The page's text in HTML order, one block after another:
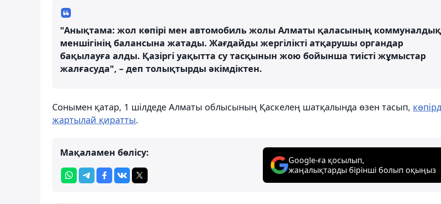
"Анықтама: жол көпірі мен автомобиль жолы Алматы қаласының коммуналдық
меншігінің балансына жатады. Жағдайды жергілікті атқарушы органдар
бақылауға алды. Қазіргі уақытта су тасқынын жою бойынша тиісті жұмыстар
жалғасуда", – деп толықтырды әкімдіктен.
Сонымен қатар, 1 шілдеде Алматы облысының Қаскелең шатқалында өзен тасып,
жартылай қиратты.
Мақаламен бөлісу:
Google-ға қосылып,
жаңалықтарды бірінші болып оқыңыз